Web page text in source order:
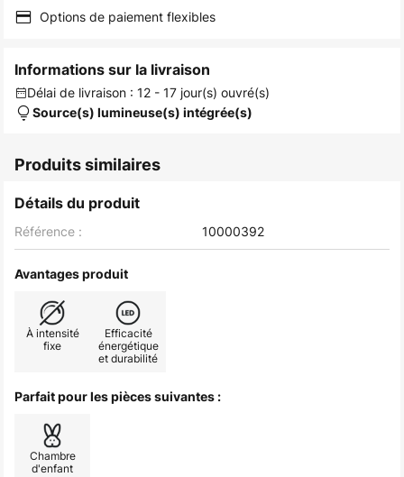
Options de paiement flexibles
Informations sur la livraison
Délai de livraison : 12 - 17 jour(s) ouvré(s)
Source(s) lumineuse(s) intégrée(s)
Produits similaires
Détails du produit
Référence : 10000392
Avantages produit
À intensité
fixe
Efficacité
énergétique
et durabilité
Parfait pour les pièces suivantes :
Chambre
d'enfant